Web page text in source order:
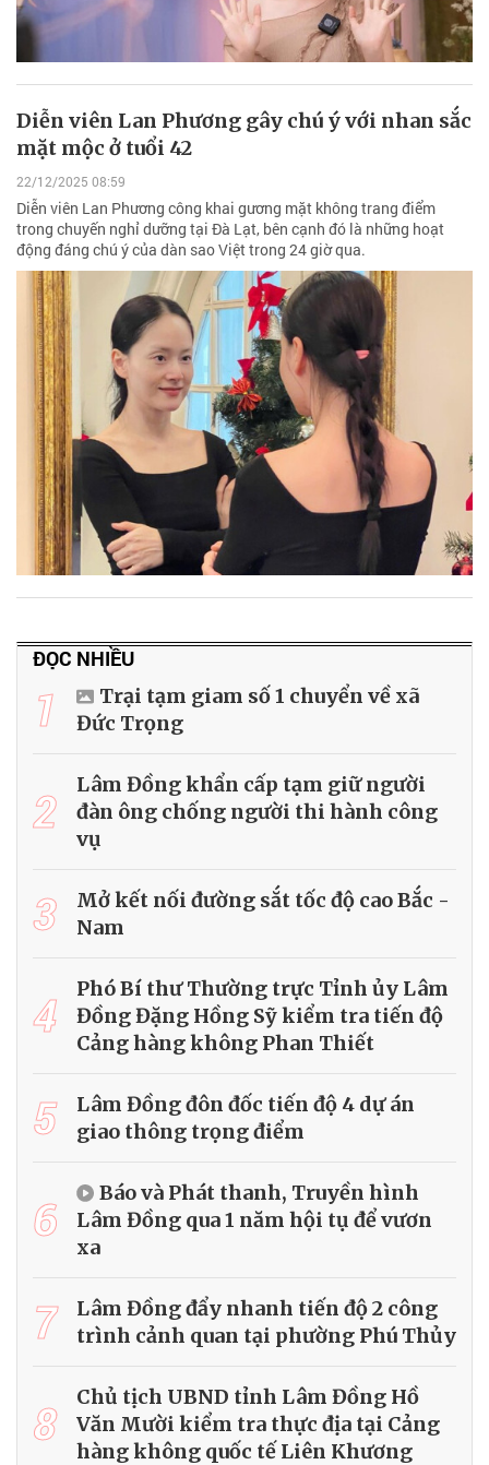
Diễn viên Lan Phương gây chú ý với nhan sắc
mặt mộc ở tuổi 42
22/12/2025 08:59
Diễn viên Lan Phương công khai gương mặt không trang điểm
trong chuyến nghỉ dưỡng tại Đà Lạt, bên cạnh đó là những hoạt
động đáng chú ý của dàn sao Việt trong 24 giờ qua.
ĐỌC NHIỀU
1
Trại tạm giam số 1 chuyển về xã
Đức Trọng
2
Lâm Đồng khẩn cấp tạm giữ người
đàn ông chống người thi hành công
vụ
3
Mở kết nối đường sắt tốc độ cao Bắc -
Nam
4
Phó Bí thư Thường trực Tỉnh ủy Lâm
Đồng Đặng Hồng Sỹ kiểm tra tiến độ
Cảng hàng không Phan Thiết
5
Lâm Đồng đôn đốc tiến độ 4 dự án
giao thông trọng điểm
6
Báo và Phát thanh, Truyền hình
Lâm Đồng qua 1 năm hội tụ để vươn
xa
7
Lâm Đồng đẩy nhanh tiến độ 2 công
trình cảnh quan tại phường Phú Thủy
8
Chủ tịch UBND tỉnh Lâm Đồng Hồ
Văn Mười kiểm tra thực địa tại Cảng
hàng không quốc tế Liên Khương